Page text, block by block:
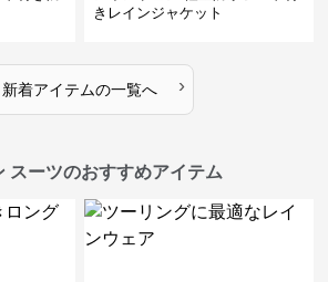
きレインジャケット
新着アイテムの一覧へ ›
スーツのおすすめアイテム